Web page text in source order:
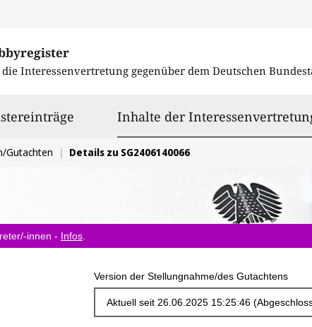
Interessenvertretung gegenüber dem Deutschen
Inhalte der
Gutachten Details zu SG2406140066
innen - Infos
Version der Stellungnahme/des Gutachtens